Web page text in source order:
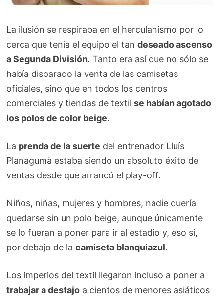
La ilusión se respiraba en el herculanismo por lo
cerca que tenía el equipo el tandeseado ascenso
a Segunda División. Tanto era así que no sólo se
había disparado la venta de las camisetas
oficiales, sino que en todos los centros
comerciales y tiendas de textilse habían agotado
los polos de color beige.
La prenda de la suerte del entrenador Lluís
Planagumà estaba siendo un absoluto éxito de
ventas desde que arrancó el play-off.
Niños, niñas, mujeres y hombres, nadie quería
quedarse sin un polo beige, aunque únicamente
se lo fueran a poner para ir al estadio y, eso sí,
por debajo de lacamiseta blanquiazul.
Los imperios del textil llegaron incluso a poner a
trabajar a destajo a cientos de menores asiáticos